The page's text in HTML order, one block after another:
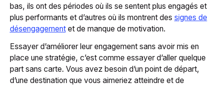
bas, ils ont des périodes où ils se sentent plus engagés et
plus performants et d’autres où ils montrent des signes de
désengagementet de manque de motivation.
Essayer d’améliorer leur engagement sans avoir mis en
place une stratégie, c’est comme essayer d’aller quelque
part sans carte. Vous avez besoin d’un point de départ,
d’une destination que vous aimeriez atteindre et de